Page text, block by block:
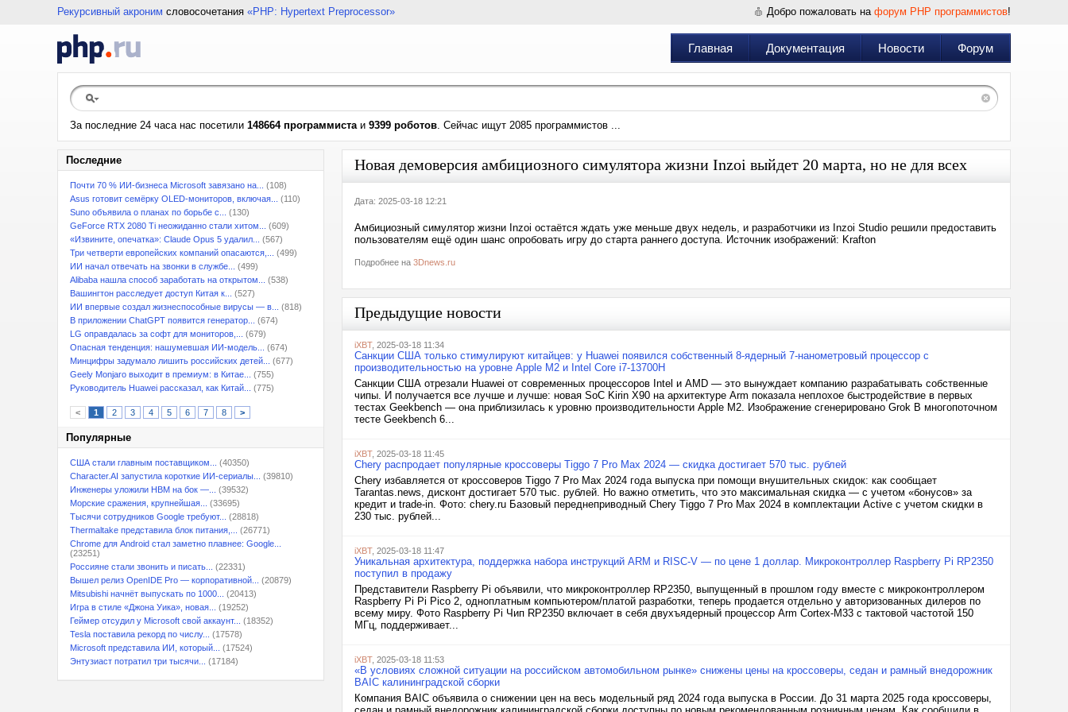
Рекурсивный акроним словосочетания «PHP: Hypertext Preprocessor» Добро пожаловать на форум PHP программистов!
Главная Документация Новости Форум
За последние 24 часа нас посетили 148664 программистаи 9399 роботов. Сейчас ищут 2085 программистов ...
Последние
Почти 70 % ИИ-бизнеса Microsoft завязано на...
(108)
Asus готовит семёрку OLED-мониторов, включая...
(110)
Suno объявила о планах по борьбе с...
(130)
GeForce RTX 2080 Ti неожиданно стали хитом...
(609)
«Извините, опечатка»: Claude Opus 5 удалил...
(567)
Три четверти европейских компаний опасаются,...
(499)
ИИ начал отвечать на звонки в службе...
(499)
Alibaba нашла способ заработать на открытом...
(538)
Вашингтон расследует доступ Китая к...
(527)
ИИ впервые создал жизнеспособные вирусы — в...
(818)
В приложении ChatGPT появится генератор...
(674)
LG оправдалась за софт для мониторов,...
(679)
Опасная тенденция: нашумевшая ИИ-модель...
(674)
Минцифры задумало лишить российских детей...
(677)
Geely Monjaro выходит в премиум: в Китае...
(755)
Руководитель Huawei рассказал, как Китай...
(775)
< 1 2 3 4 5 6 7 8 >
Популярные
США стали главным поставщиком...
(40350)
Character.AI запустила короткие ИИ-сериалы...
(39810)
Инженеры уложили HBM на бок —...
(39532)
Морские сражения, крупнейшая...
(33695)
Тысячи сотрудников Google требуют...
(28818)
Thermaltake представила блок питания,...
(26771)
Chrome для Android стал заметно плавнее: Google...
(23251)
Россияне стали звонить и писать...
(22331)
Вышел релиз OpenIDE Pro — корпоративной...
(20879)
Mitsubishi начнёт выпускать по 1000...
(20413)
Игра в стиле «Джона Уика», новая...
(19252)
Геймер отсудил у Microsoft свой аккаунт...
(18352)
Tesla поставила рекорд по числу...
(17578)
Microsoft представила ИИ, который...
(17524)
Энтузиаст потратил три тысячи...
(17184)
Новая демоверсия амбициозного симулятора жизни Inzoi выйдет 20 марта, но не для всех
Дата: 2025-03-18 12:21
Амбициозный симулятор жизни Inzoi остаётся ждать уже меньше двух недель, и разработчики из Inzoi Studio решили предоставить
пользователям ещё один шанс опробовать игру до старта раннего доступа. Источник изображений: Krafton
Подробнее на 3Dnews.ru
Предыдущие новости
iXBT, 2025-03-18 11:34
Санкции США только стимулируют китайцев: у Huawei появился собственный 8-ядерный 7-нанометровый процессор с
производительностью на уровне Apple M2 и Intel Core i7-13700H
Санкции США отрезали Huawei от современных процессоров Intel и AMD — это вынуждает компанию разрабатывать собственные
чипы. И получается все лучше и лучше: новая SoC Kirin X90 на архитектуре Arm показала неплохое быстродействие в первых
тестах Geekbench — она приблизилась к уровню производительности Apple M2. Изображение сгенерировано Grok В многопоточном
тесте Geekbench 6...
iXBT, 2025-03-18 11:45
Chery распродает популярные кроссоверы Tiggo 7 Pro Max 2024 — скидка достигает 570 тыс. рублей
Chery избавляется от кроссоверов Tiggo 7 Pro Max 2024 года выпуска при помощи внушительных скидок: как сообщает
Tarantas.news, дисконт достигает 570 тыс. рублей. Но важно отметить, что это максимальная скидка — с учетом «бонусов» за
кредит и trade-in. Фото: chery.ru Базовый переднеприводный Chery Tiggo 7 Pro Max 2024 в комплектации Active с учетом скидки в
230 тыс. рублей...
iXBT, 2025-03-18 11:47
Уникальная архитектура, поддержка набора инструкций ARM и RISC-V — по цене 1 доллар. Микроконтроллер Raspberry Pi RP2350
поступил в продажу
Представители Raspberry Pi объявили, что микроконтроллер RP2350, выпущенный в прошлом году вместе с микроконтроллером
Raspberry Pi Pi Pico 2, одноплатным компьютером/платой разработки, теперь продается отдельно у авторизованных дилеров по
всему миру. Фото Raspberry Pi Чип RP2350 включает в себя двухъядерный процессор Arm Cortex-M33 с тактовой частотой 150
МГц, поддерживает...
iXBT, 2025-03-18 11:53
«В условиях сложной ситуации на российском автомобильном рынке» снижены цены на кроссоверы, седан и рамный внедорожник
BAIC калининградской сборки
Компания BAIC объявила о снижении цен на весь модельный ряд 2024 года выпуска в России. До 31 марта 2025 года кроссоверы,